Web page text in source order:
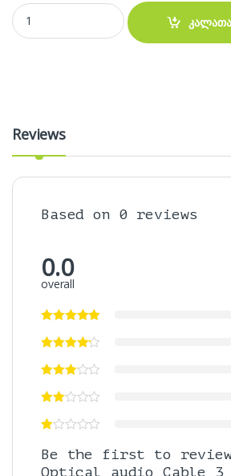
კაბელი – Optical audio Cable 3 მეტრი
Reviews
Based on 0 reviews
0.0
overall
Be the first to review
Optical audio Cable 3